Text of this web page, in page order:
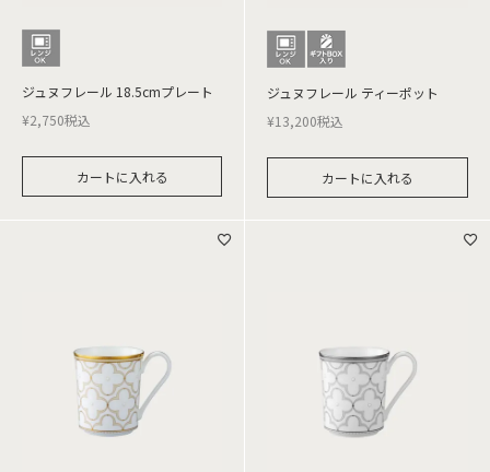
ジュヌフレール 18.5cmプレート
¥2,750税込
カートに入れる
ジュヌフレール ティーポット
¥13,200税込
カートに入れる